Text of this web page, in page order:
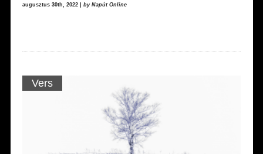
augusztus 30th, 2022 | by Napút Online
Vers